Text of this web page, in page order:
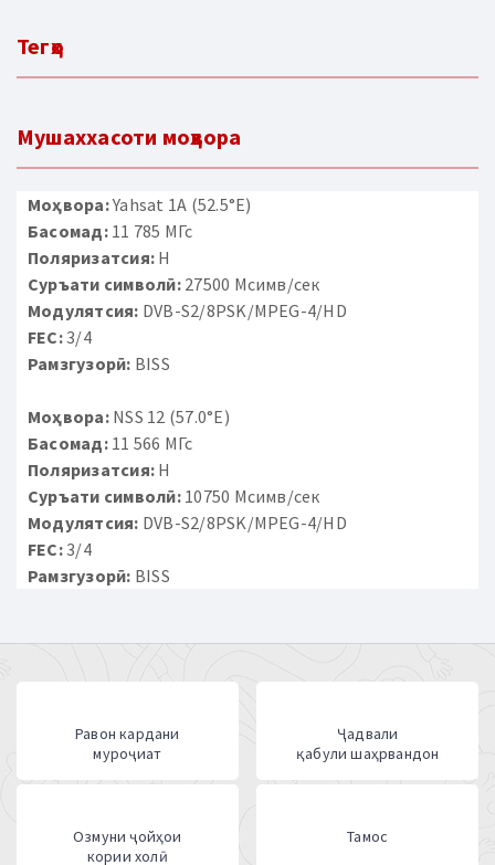
Тегҳо
Мушаххасоти моҳвора
Моҳвора:Yahsat 1A (52.5°E)
Басомад:11 785 МГс
Поляризатсия: H
Суръати символӣ:27500 Мсимв/сек
Модулятсия: DVB-S2/8PSK/MPEG-4/HD
FEC:3/4
Рамзгузорӣ: BISS
Моҳвора:NSS 12 (57.0°E)
Басомад:11 566 МГс
Поляризатсия: H
Суръати символӣ:10750 Мсимв/сек
Модулятсия: DVB-S2/8PSK/MPEG-4/HD
FEC:3/4
Рамзгузорӣ: BISS
Равон кардани
муроҷиат
Ҷадвали
қабули шаҳрвандон
Озмуни ҷойҳои
кории холӣ
Тамос